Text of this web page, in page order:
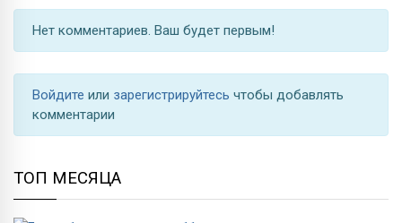
Нет комментариев. Ваш будет первым!
Войдите или зарегистрируйтесь чтобы добавлять
комментарии
ТОП МЕСЯЦА